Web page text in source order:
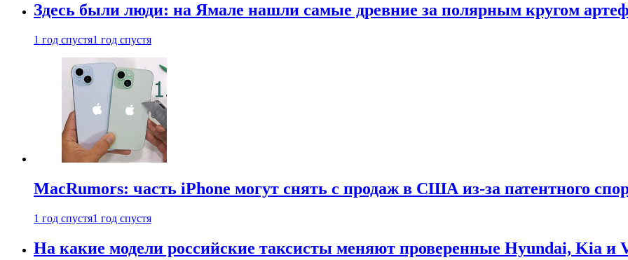
Здесь были люди: на Ямале нашли самые древние за полярным кругом
1 год спустя1 год спустя
MacRumors: часть iPhone могут снять с продаж в США из-за патентного
1 год спустя1 год спустя
На какие модели российские таксисты меняют проверенные Hyundai, Kia и